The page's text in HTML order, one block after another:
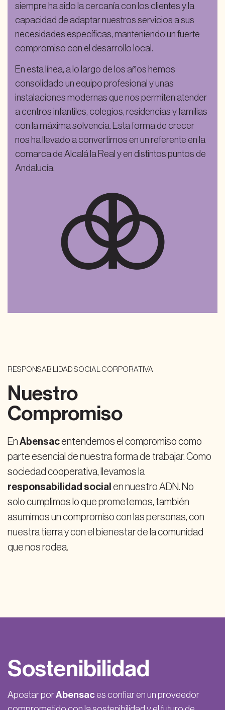
siempre ha sido la cercanía con los clientes y la
capacidad de adaptar nuestros servicios a sus
necesidades específicas, manteniendo un fuerte
compromiso con el desarrollo local.
En esta línea, a lo largo de los años hemos
consolidado un equipo profesional y unas
instalaciones modernas que nos permiten atender
a centros infantiles, colegios, residencias y familias
con la máxima solvencia. Esta forma de crecer
nos ha llevado a convertirnos en un referente en la
comarca de Alcalá la Real y en distintos puntos de
Andalucía.
RESPONSABILIDAD SOCIAL CORPORATIVA
Nuestro
Compromiso
En Abensacentendemos el compromiso como
parte esencial de nuestra forma de trabajar. Como
sociedad cooperativa, llevamos la
responsabilidad social en nuestro ADN. No
solo cumplimos lo que prometemos, también
asumimos un compromiso con las personas, con
nuestra tierra y con el bienestar de la comunidad
que nos rodea.
Sostenibilidad
Apostar porAbensaces confiar en un proveedor